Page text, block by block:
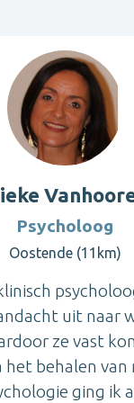
Psycholoog
Oostende (11km)
uit naar
ze vast
het behalen
ging ik